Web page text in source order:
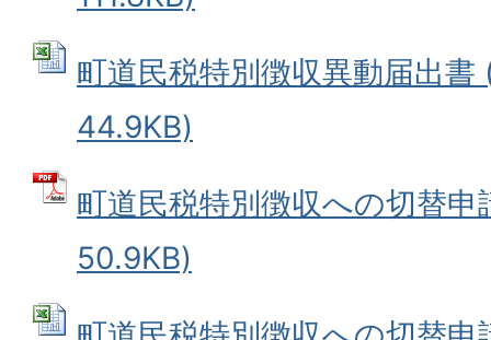
町道民税特別徴収異動届出
44.9KB)
町道民税特別徴収への切替
50.9KB)